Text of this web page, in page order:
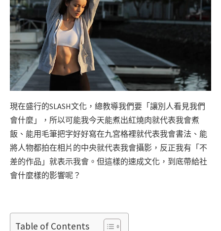
現在盛行的SLASH文化，總教導我們要「讓別人看見我們
會什麼」，所以可能我今天能煮出紅燒肉就代表我會煮
飯、能用毛筆把字好好寫在九宮格裡就代表我會書法、能
將人物都拍在相片的中央就代表我會攝影，反正我有「不
差的作品」就表示我會。但這樣的速成文化，到底帶給社
會什麼樣的影響呢？
Table of Contents